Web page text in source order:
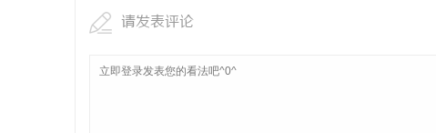
请发表评论